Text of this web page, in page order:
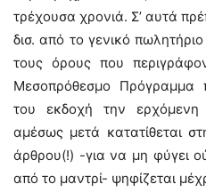
τρέχουσα χρονιά. Σ’ αυτά
δισ. από το γενικό
τους όρους που
Μεσοπρόθεσμο Πρόγραμμα
του εκδοχή την ερχόμενη
αμέσως μετά κατατίθεται
άρθρου(!) -για να μη φύγει
από το μαντρί- ψηφίζεται